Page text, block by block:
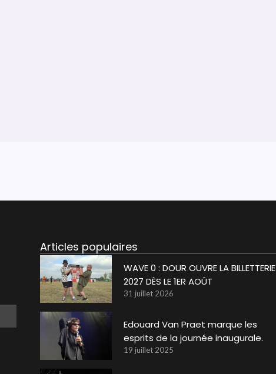
Articles populaires
WAVE 0 : DOUR OUVRE LA BILLETTERIE
2027 DÈS LE 1ER AOÛT
31 juillet 2026
Edouard Van Praet marque les
esprits de la journée inaugurale.
19 juillet 2025